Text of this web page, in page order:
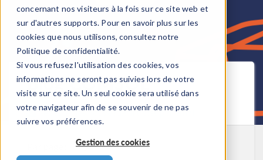
concernant nos visiteurs à la fois sur ce site web et
sur d'autres supports. Pour en savoir plus sur les
cookies que nous utilisons, consultez notre
Politique de confidentialité.
Si vous refusez l'utilisation des cookies, vos
informations ne seront pas suivies lors de votre
visite sur ce site. Un seul cookie sera utilisé dans
votre navigateur afin de se souvenir de ne pas
suivre vos préférences.
Gestion des cookies
Blog COMSOL
Recevoir les nouveaux articles par email